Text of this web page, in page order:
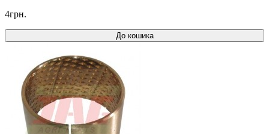
4грн.
До кошика